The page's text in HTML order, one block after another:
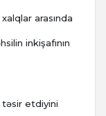
arasında
inkişafının
təsir etdiyini